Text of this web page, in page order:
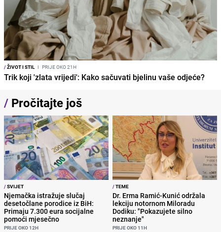
/ŽIVOT I STIL I PRIJE OKO 21H
Trik koji 'zlata vrijedi': Kako sačuvati bjelinu vaše odjeće?
/ Pročitajte još
/SVIJET
Njemačka istražuje slučaj
desetočlane porodice iz BiH:
Primaju 7.300 eura socijalne
pomoći mjesečno
PRIJE OKO 12H
/TEME
Dr. Erma Ramić-Kunić održala
lekciju notornom Miloradu
Dodiku: "Pokazujete silno
neznanje"
PRIJE OKO 11H